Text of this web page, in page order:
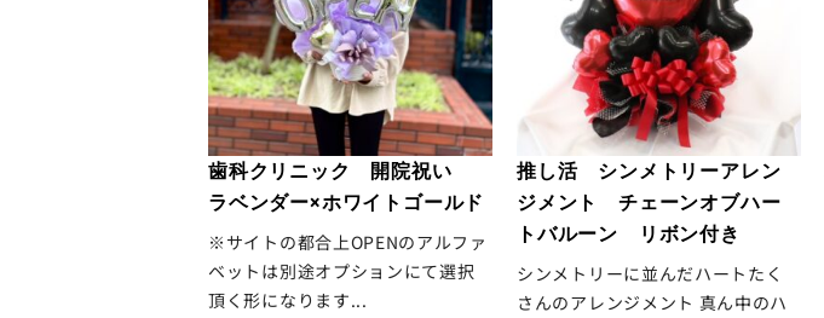
歯科クリニック 開院祝い
ラベンダー×ホワイトゴールド
※サイトの都合上OPENのアルファ
ベットは別途オプションにて選択
頂く形になります...
推し活 シンメトリーアレン
ジメント チェーンオブハー
トバルーン リボン付き
シンメトリーに並んだハートたく
さんのアレンジメント 真ん中のハ